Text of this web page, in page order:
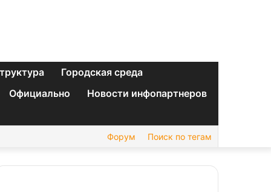
Городская среда
Официально
Новости инфопартнеров
Форум Поиск по тегам